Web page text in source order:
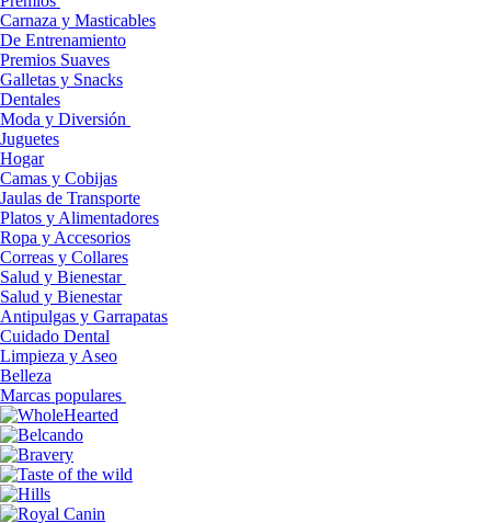
Carnaza y Masticables
De Entrenamiento
Premios Suaves
Galletas y Snacks
Dentales
Moda y Diversión
Juguetes
Hogar
Camas y Cobijas
Jaulas de Transporte
Platos y Alimentadores
Ropa y Accesorios
Correas y Collares
Salud y Bienestar
Salud y Bienestar
Antipulgas y Garrapatas
Cuidado Dental
Limpieza y Aseo
Belleza
Marcas populares